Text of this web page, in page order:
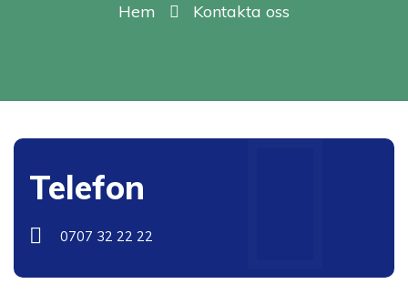
Hem Kontakta oss
Telefon
0707 32 22 22